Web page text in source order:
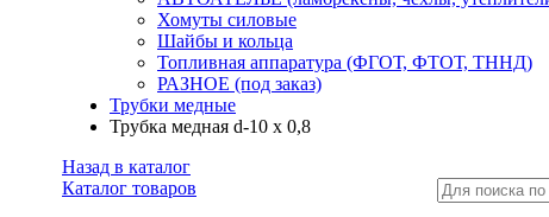
Хомуты силовые
Шайбы и кольца
Топливная аппаратура (ФГОТ, ФТОТ, ТННД)
РАЗНОЕ (под заказ)
Трубки медные
Трубка медная d-10 х 0,8
Назад в каталог
Каталог товаров